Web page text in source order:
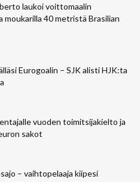
laukoi voittomaalin
moukarilla 40 metristä Brasilian
Eurogoalin – SJK alisti HJK:ta
vuoden toimitsijakielto ja
sakot
– vaihtopelaaja kiipesi